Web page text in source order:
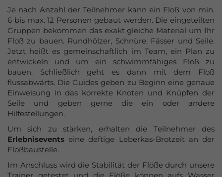
Gutscheine
kaufen
Je nach Anzahl der Teilnehmer kann ein Floß von min.
6 bis max. 12 Personen gebaut werden. Die eingeteilten
Gruppen bekommen das exakt gleiche Material um Ihr
Floß zu bauen. Rundhölzer, Schnüre, Fässer und Seile.
Jetzt heißt es gemeinschaftlich im Team, ein Plan zu
entwickeln und um ein schwimmfähiges Floß zu
bauen. Schließlich geht es dann mit dem Floß
flussabwärts. Die Guides geben zu Beginn eine genaue
Einweisung in das korrekte Knoten und Knüpfen der
Seile und geben gerne die ein oder andere
Hilfestellungen.
Um sich zu stärken, erhalten die Teilnehmer des
Erlebnisevents eine deftige Leberkas-Brotzeit an der
Floßbaustelle.
Im Anschluss wird die Stabilität der Flöße durch unsere